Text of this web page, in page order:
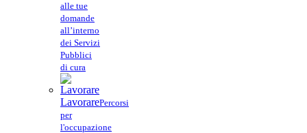
alle tue
domande
all’interno
dei Servizi
Pubblici
di cura
LavorarePercorsi
per
l'occupazione